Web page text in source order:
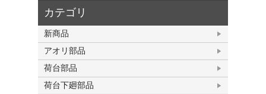
カテゴリ
新商品
アオリ部品
荷台部品
荷台下廻部品